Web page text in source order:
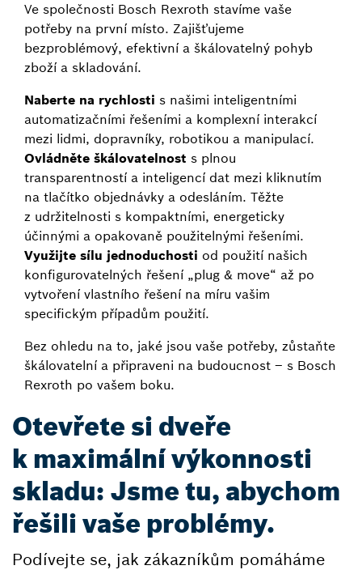
Ve společnosti Bosch Rexroth stavíme vaše
potřeby na první místo. Zajišťujeme
bezproblémový, efektivní a škálovatelný pohyb
zboží a skladování.
Naberte na rychlosti s našimi inteligentními
automatizačními řešeními a komplexní interakcí
mezi lidmi, dopravníky, robotikou a manipulací.
Ovládněte škálovatelnost s plnou
transparentností a inteligencí dat mezi kliknutím
na tlačítko objednávky a odesláním. Těžte
z udržitelnosti s kompaktními, energeticky
účinnými a opakovaně použitelnými řešeními.
Využijte sílu jednoduchosti od použití našich
konfigurovatelných řešení „plug & move“ až po
vytvoření vlastního řešení na míru vašim
specifickým případům použití.
Bez ohledu na to, jaké jsou vaše potřeby, zůstaňte
škálovatelní a připraveni na budoucnost – s Bosch
Rexroth po vašem boku.
Otevřete si dveře
k maximální výkonnosti
skladu: Jsme tu, abychom
řešili vaše problémy.
Podívejte se, jak zákazníkům pomáháme